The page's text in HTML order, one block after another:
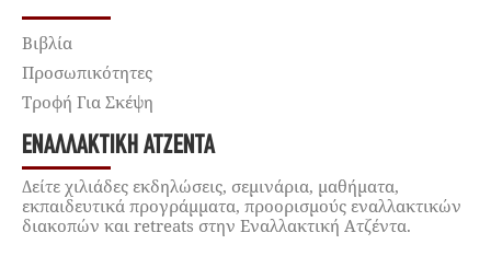
Βιβλία
Προσωπικότητες
Τροφή Για Σκέψη
ΕΝΑΛΛΑΚΤΙΚΉ ΑΤΖΈΝΤΑ
Δείτε χιλιάδες εκδηλώσεις, σεμινάρια, μαθήματα,
εκπαιδευτικά προγράμματα, προορισμούς εναλλακτικών
διακοπών και retreats στην Εναλλακτική Ατζέντα.